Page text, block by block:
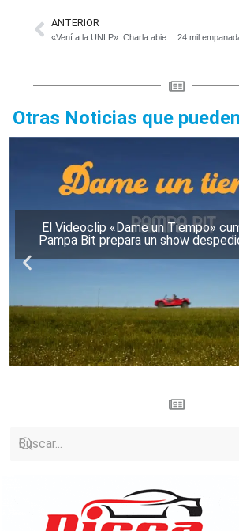
ANTERIOR
Otras Noticias que
El Videoclip «Dame un Tiempo»
Pampa Bit prepara un show